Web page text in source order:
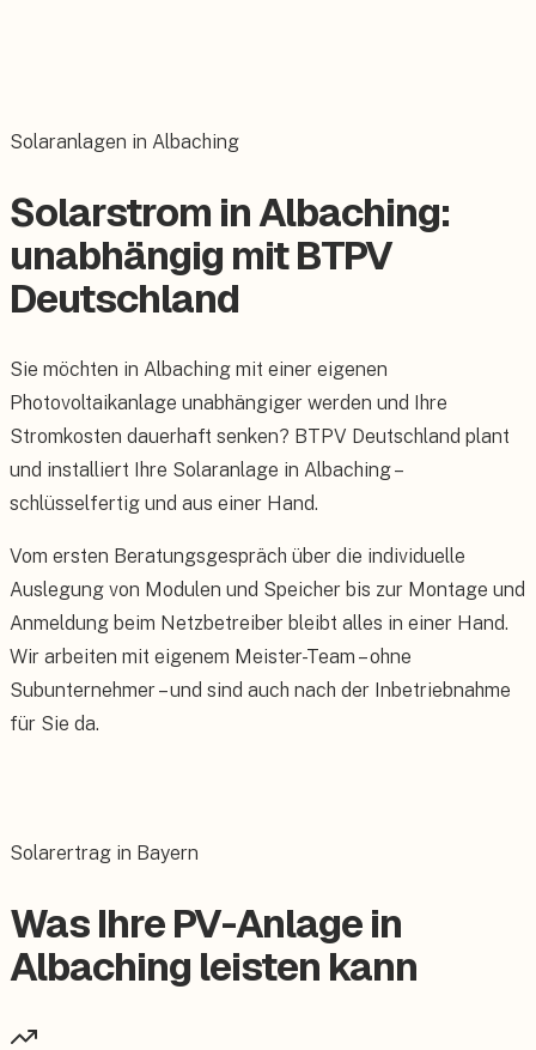
Solaranlagen in Albaching
Solarstrom in Albaching:
unabhängig mit BTPV
Deutschland
Sie möchten in Albaching mit einer eigenen
Photovoltaikanlage unabhängiger werden und Ihre
Stromkosten dauerhaft senken? BTPV Deutschland plant
und installiert Ihre Solaranlage in Albaching –
schlüsselfertig und aus einer Hand.
Vom ersten Beratungsgespräch über die individuelle
Auslegung von Modulen und Speicher bis zur Montage und
Anmeldung beim Netzbetreiber bleibt alles in einer Hand.
Wir arbeiten mit eigenem Meister-Team – ohne
Subunternehmer – und sind auch nach der Inbetriebnahme
für Sie da.
Solarertrag in Bayern
Was Ihre PV-Anlage in
Albaching leisten kann